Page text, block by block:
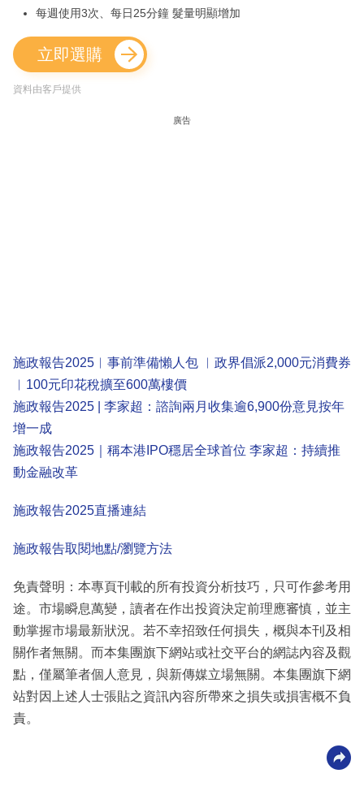
每週使用3次、每日25分鐘 髮量明顯增加
立即選購
資料由客戶提供
廣告
施政報告2025︳事前準備懶人包 ︳政界倡派2,000元消費券
︳100元印花稅擴至600萬樓價
施政報告2025 | 李家超：諮詢兩月收集逾6,900份意見按年
增一成
施政報告2025｜稱本港IPO穩居全球首位 李家超：持續推
動金融改革
施政報告2025直播連結
施政報告取閱地點/瀏覽方法
免責聲明：本專頁刊載的所有投資分析技巧，只可作參考用
途。市場瞬息萬變，讀者在作出投資決定前理應審慎，並主
動掌握市場最新狀況。若不幸招致任何損失，概與本刊及相
關作者無關。而本集團旗下網站或社交平台的網誌內容及觀
點，僅屬筆者個人意見，與新傳媒立場無關。本集團旗下網
站對因上述人士張貼之資訊內容所帶來之損失或損害概不負
責。